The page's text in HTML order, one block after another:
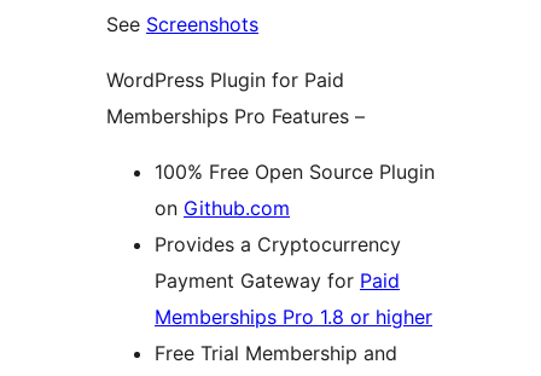
See Screenshots
WordPress Plugin for Paid
Memberships Pro Features –
100% Free Open Source Plugin
on Github.com
Provides a Cryptocurrency
Payment Gateway for Paid
Memberships Pro 1.8 or higher
Free Trial Membership and